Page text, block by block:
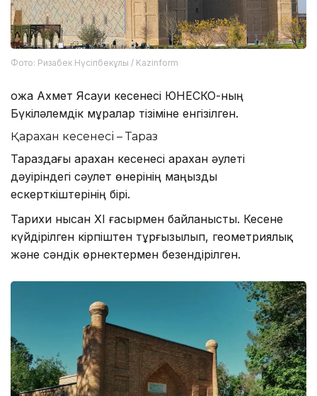
Фото: Ризабек Нүсіпбекұлы / Kazinform
Қожа Ахмет Ясауи кесенесі ЮНЕСКО-ның
Бүкіләлемдік мұралар тізіміне енгізілген.
Қарахан кесенесі – Тараз
Тараздағы Қарахан кесенесі Қарахан әулеті
дәуіріндегі сәулет өнерінің маңызды
ескерткіштерінің бірі.
Тарихи нысан XI ғасырмен байланысты. Кесене
күйдірілген кірпіштен тұрғызылып, геометриялық
және сәндік өрнектермен безендірілген.